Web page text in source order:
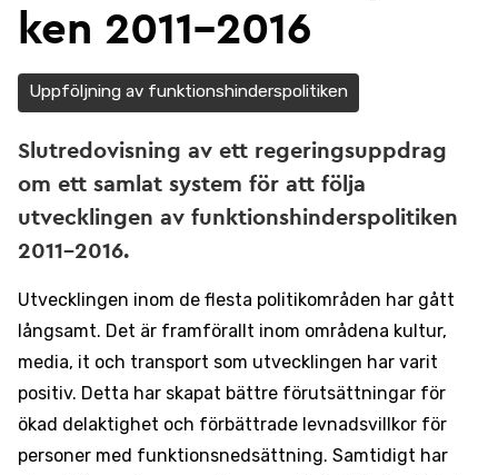
ken 2011-2016
Uppföljning av funktionshinderspolitiken
Slutredovisning av ett regeringsuppdrag
om ett samlat system för att följa
utvecklingen av funktionshinderspolitiken
2011-2016.
Utvecklingen inom de flesta politikområden har gått
långsamt. Det är framförallt inom områdena kultur,
media, it och transport som utvecklingen har varit
positiv. Detta har skapat bättre förutsättningar för
ökad delaktighet och förbättrade levnadsvillkor för
personer med funktionsnedsättning. Samtidigt har